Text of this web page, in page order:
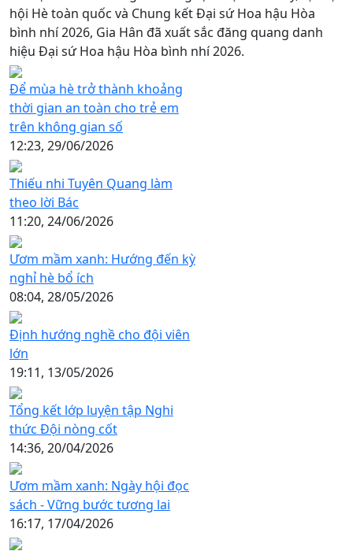
hội Hè toàn quốc và Chung kết Đại sứ Hoa hậu Hòa
bình nhí 2026, Gia Hân đã xuất sắc đăng quang danh
hiệu Đại sứ Hoa hậu Hòa bình nhí 2026.
Để mùa hè trở thành khoảng
thời gian an toàn cho trẻ em
trên không gian số
12:23, 29/06/2026
Thiếu nhi Tuyên Quang làm
theo lời Bác
11:20, 24/06/2026
Ươm mầm xanh: Hướng đến kỳ
nghỉ hè bổ ích
08:04, 28/05/2026
Định hướng nghề cho đội viên
lớn
19:11, 13/05/2026
Tổng kết lớp luyện tập Nghi
thức Đội nòng cốt
14:36, 20/04/2026
Ươm mầm xanh: Ngày hội đọc
sách - Vững bước tương lai
16:17, 17/04/2026